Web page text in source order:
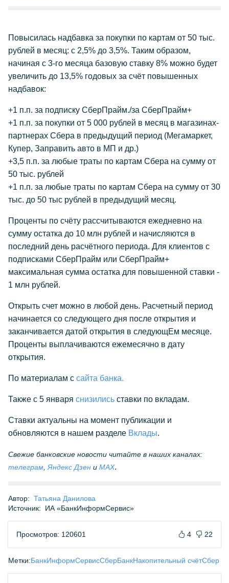
Повысилась надбавка за покупки по картам от 50 тыс.
рублей в месяц: c 2,5% до 3,5%. Таким образом,
начиная с 3-го месяца базовую ставку 8% можно будет
увеличить до 13,5% годовых за счёт повышенных
надбавок:
+1 п.п. за подписку СберПрайм./за СберПрайм+
+1 п.п. за покупки от 5 000 рублей в месяц в магазинах-
партнерах Сбера в предыдущий период (Мегамаркет,
Купер, Заправить авто в МП и др.)
+3,5 п.п. за любые траты по картам Сбера на сумму от
50 тыс. рублей
+1 п.п. за любые траты по картам Сбера на сумму от 30
тыс. до 50 тыс рублей в предыдущий месяц.
Проценты по счёту рассчитываются ежедневно на
сумму остатка до 10 млн рублей и начисляются в
последний день расчётного периода. Для клиентов с
подписками СберПрайм или СберПрайм+
максимальная сумма остатка для повышенной ставки -
1 млн рублей.
Открыть счет можно в любой день. Расчетный период
начинается со следующего дня после открытия и
заканчивается датой открытия в следующЕм месяце.
Проценты выплачиваются ежемесячно в дату
открытия.
По материалам с сайта банка.
Также с 5 января снизились ставки по вкладам.
Ставки актуальны на момент публикации и
обновляются в нашем разделе Вклады.
Свежие банковские новости читайте в наших каналах:
телеграм Яндекс Дзен и МАX.
Автор: Татьяна Данилова
Источник:
ИА «БанкИнформСервис»
Просмотров: 120601 4 22
Метки:БанкИнформСервисСберБанкНакопительный счётСбер